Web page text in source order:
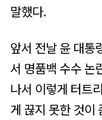
말했다.
앞서 전날 윤 대통
서 명품백 수수 논
나서 이렇게 터트
게 끊지 못한 것이